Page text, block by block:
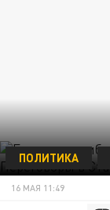
ПОЛИТИКА
16 МАЯ 11:49